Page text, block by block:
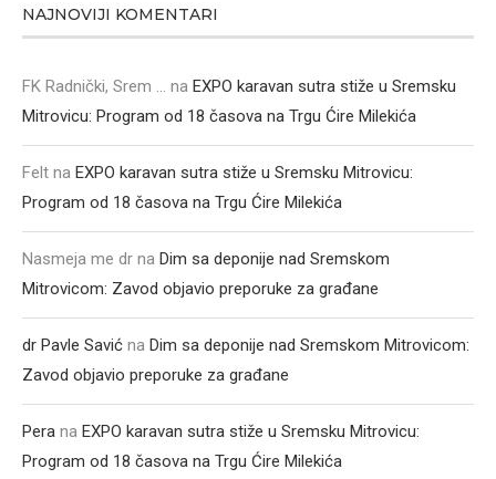
NAJNOVIJI KOMENTARI
FK Radnički, Srem ... na EXPO karavan sutra stiže u Sremsku
Mitrovicu: Program od 18 časova na Trgu Ćire Milekića
Felt na EXPO karavan sutra stiže u Sremsku Mitrovicu:
Program od 18 časova na Trgu Ćire Milekića
Nasmeja me dr na Dim sa deponije nad Sremskom
Mitrovicom: Zavod objavio preporuke za građane
dr Pavle Savić na Dim sa deponije nad Sremskom Mitrovicom:
Zavod objavio preporuke za građane
Pera na EXPO karavan sutra stiže u Sremsku Mitrovicu:
Program od 18 časova na Trgu Ćire Milekića